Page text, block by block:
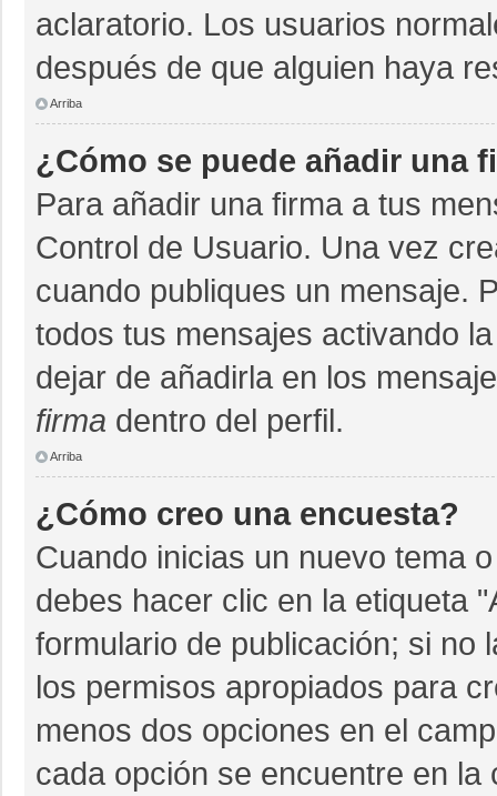
aclaratorio. Los usuarios
después de que alguien haya
Arriba
¿Cómo se puede añadir una
Para añadir una firma a tus
Control de Usuario. Una vez
cuando publiques un mensaje.
todos tus mensajes activando
dejar de añadirla en los
firma dentro del perfil.
Arriba
¿Cómo creo una encuesta?
Cuando inicias un nuevo tema
debes hacer clic en la etiqueta
formulario de publicación; si no
los permisos apropiados para
menos dos opciones en el
cada opción se encuentre en